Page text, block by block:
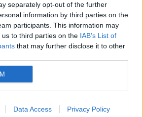
separately opt-out of the further
information by third parties on the
participants. This information may
to third parties on the IAB’s List of
that may further disclose it to other
Data Access Privacy Policy
decide soarta
Romgaz și Azomureș